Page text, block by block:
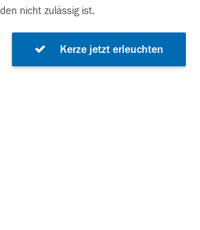
nicht zulässig ist.
Kerze jetzt erleuchten